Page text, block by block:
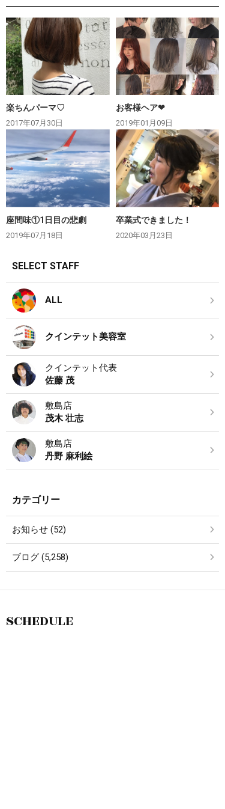
楽ちんパーマ♡
2017年07月30日
お客様ヘア❤︎
2019年01月09日
座間味①1日目の悲劇
2019年07月18日
卒業式できました！
2020年03月23日
SELECT STAFF
ALL
クインテット美容室
クインテット代表
佐藤 茂
敷島店
茂木 壮志
敷島店
丹野 麻利絵
カテゴリー
お知らせ (52)
ブログ (5,258)
SCHEDULE